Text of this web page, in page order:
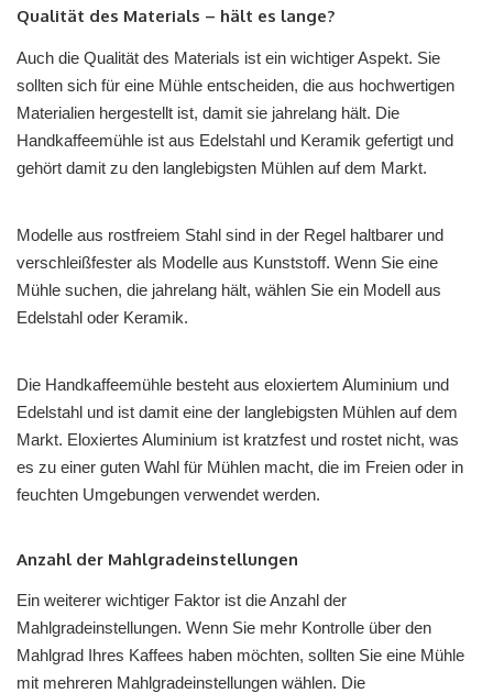
Qualität des Materials – hält es lange?
Auch die Qualität des Materials ist ein wichtiger Aspekt. Sie
sollten sich für eine Mühle entscheiden, die aus hochwertigen
Materialien hergestellt ist, damit sie jahrelang hält. Die
Handkaffeemühle ist aus Edelstahl und Keramik gefertigt und
gehört damit zu den langlebigsten Mühlen auf dem Markt.
Modelle aus rostfreiem Stahl sind in der Regel haltbarer und
verschleißfester als Modelle aus Kunststoff. Wenn Sie eine
Mühle suchen, die jahrelang hält, wählen Sie ein Modell aus
Edelstahl oder Keramik.
Die Handkaffeemühle besteht aus eloxiertem Aluminium und
Edelstahl und ist damit eine der langlebigsten Mühlen auf dem
Markt. Eloxiertes Aluminium ist kratzfest und rostet nicht, was
es zu einer guten Wahl für Mühlen macht, die im Freien oder in
feuchten Umgebungen verwendet werden.
Anzahl der Mahlgradeinstellungen
Ein weiterer wichtiger Faktor ist die Anzahl der
Mahlgradeinstellungen. Wenn Sie mehr Kontrolle über den
Mahlgrad Ihres Kaffees haben möchten, sollten Sie eine Mühle
mit mehreren Mahlgradeinstellungen wählen. Die